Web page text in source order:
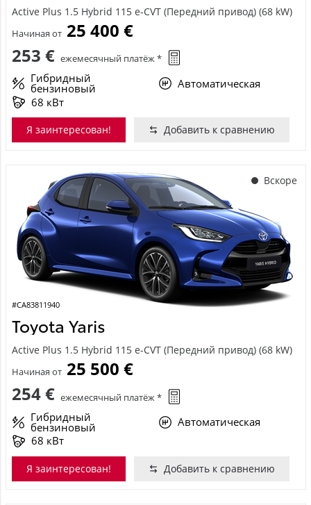
Active Plus 1.5 Hybrid 115 e-CVT (Передний привод) (68 kW)
Начиная от 25 400 €
253 € ежемесячный платёж *
Гибридный
бензиновый
Автоматическая
68 кВт
Я заинтересован! Добавить к сравнению
Вскоре
#CA83811940
Toyota Yaris
Active Plus 1.5 Hybrid 115 e-CVT (Передний привод) (68 kW)
Начиная от 25 500 €
254 € ежемесячный платёж *
Гибридный
бензиновый
Автоматическая
68 кВт
Я заинтересован! Добавить к сравнению